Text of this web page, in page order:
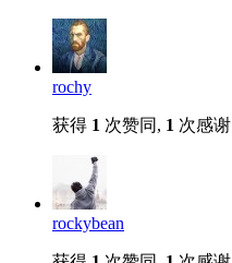
rochy
获得 1 次赞同, 1 次感谢
rockybean